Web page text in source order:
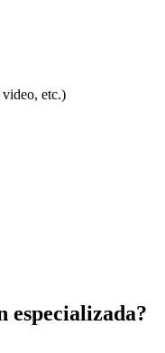
etc.)
especializada?